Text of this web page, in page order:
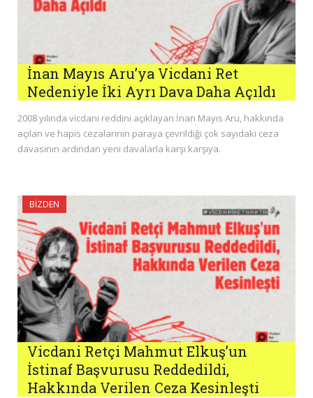
İnan Mayıs Aru’ya Vicdani Ret
Nedeniyle İki Ayrı Dava Daha Açıldı
2008 yılında vicdani reddini açıklayan İnan Mayıs Aru, hakkında
açılan ve hapis cezalarının paraya çevrildiği çok sayıdaki ceza
davasının ardından yeni davalarla karşı karşıya.
BIZDEN
Vicdani Retçi Mahmut Elkuş’un
İstinaf Başvurusu Reddedildi,
Hakkında Verilen Ceza Kesinleşti